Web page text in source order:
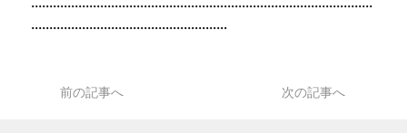
前の記事へ 次の記事へ
......................................................